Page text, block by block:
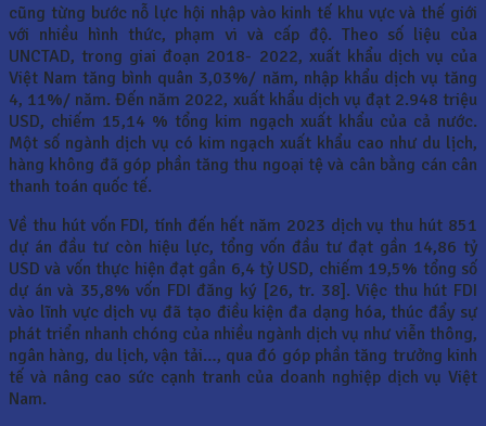
cũng từng bước nỗ lực hội nhập vào kinh tế khu vực và thế giới
với nhiều hình thức, phạm vi và cấp độ. Theo số liệu của
UNCTAD, trong giai đoạn 2018- 2022, xuất khẩu dịch vụ của
Việt Nam tăng bình quân 3,03%/ năm, nhập khẩu dịch vụ tăng
4, 11%/ năm. Đến năm 2022, xuất khẩu dịch vụ đạt 2.948 triệu
USD, chiếm 15,14 % tổng kim ngạch xuất khẩu của cả nước.
Một số ngành dịch vụ có kim ngạch xuất khẩu cao như du lịch,
hàng không đã góp phần tăng thu ngoại tệ và cân bằng cán cân
thanh toán quốc tế.
Về thu hút vốn FDI, tính đến hết năm 2023 dịch vụ thu hút 851
dự án đầu tư còn hiệu lực, tổng vốn đầu tư đạt gần 14,86 tỷ
USD và vốn thực hiện đạt gần 6,4 tỷ USD, chiếm 19,5% tổng số
dự án và 35,8% vốn FDI đăng ký [26, tr. 38]. Việc thu hút FDI
vào lĩnh vực dịch vụ đã tạo điều kiện đa dạng hóa, thúc đẩy sự
phát triển nhanh chóng của nhiều ngành dịch vụ như viễn thông,
ngân hàng, du lịch, vận tải…, qua đó góp phần tăng trưởng kinh
tế và nâng cao sức cạnh tranh của doanh nghiệp dịch vụ Việt
Nam.